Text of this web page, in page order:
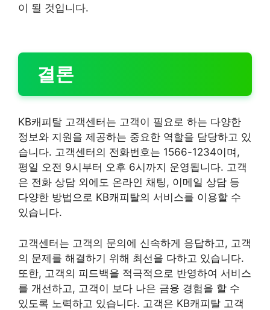
이 될 것입니다.
결론
KB캐피탈 고객센터는 고객이 필요로 하는 다양한
정보와 지원을 제공하는 중요한 역할을 담당하고 있
습니다. 고객센터의 전화번호는 1566-1234이며,
평일 오전 9시부터 오후 6시까지 운영됩니다. 고객
은 전화 상담 외에도 온라인 채팅, 이메일 상담 등
다양한 방법으로 KB캐피탈의 서비스를 이용할 수
있습니다.
고객센터는 고객의 문의에 신속하게 응답하고, 고객
의 문제를 해결하기 위해 최선을 다하고 있습니다.
또한, 고객의 피드백을 적극적으로 반영하여 서비스
를 개선하고, 고객이 보다 나은 금융 경험을 할 수
있도록 노력하고 있습니다. 고객은 KB캐피탈 고객